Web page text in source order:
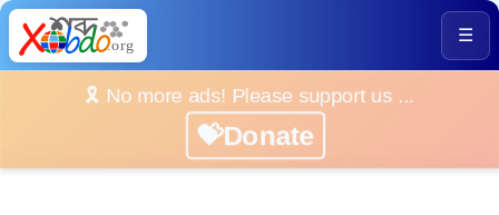
☰
🎗️ No more ads! Please support us ...
💝Donate